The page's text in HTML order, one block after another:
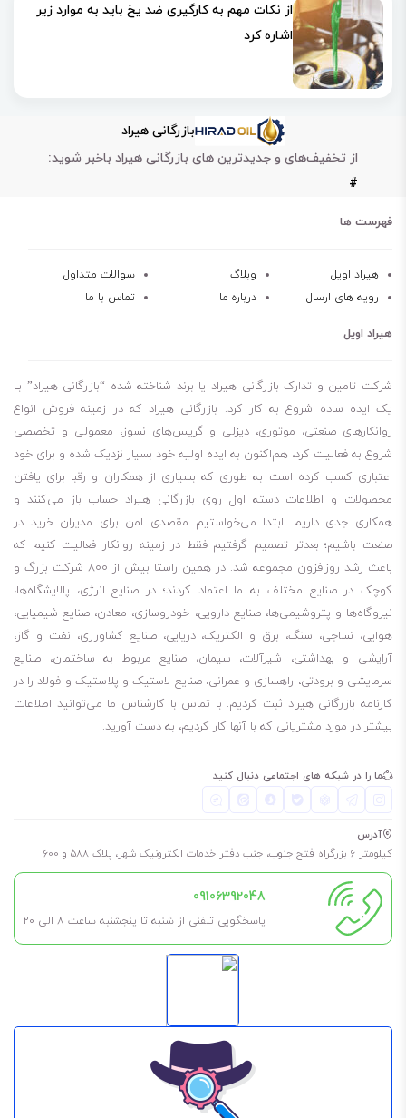
از نکات مهم به‌ کارگیری ضد یخ باید به موارد زیر
اشاره کرد
بازرگانی هیراد
از تخفیف‌های و جدیدترین های بازرگانی هیراد باخبر شوید:
#
فهرست ها
هیراد اویل وبلاگ
سوالات متداول
رویه های ارسال
درباره ما تماس با ما
هیراد اویل
شرکت تامین و تدارک بازرگانی هیراد یا برند شناخته شده “بازرگانی هیراد” بـا
یک ایده ساده شروع به کار کرد. بازرگانی هیراد که در زمینه فروش انواع
روانکارهای صنعتی، موتوری، دیزلی و گریس‌های نسوز، معمولی و تخصصی
شروع به فعالیت کرد، هم‌اکنون به ایده اولیه خود بسیار نزدیک شده و برای خود
اعتباری کسب کرده است به طوری که بسیاری از همکاران و رقبا برای یافتن
محصولات و اطلاعات دسته اول روی بازرگانی هیراد حساب باز می‌کنند و
همکاری جدی داریم. ابتدا می‌خواستیم مقصدی امن برای مدیران خرید در
صنعت باشیم؛ بعدتر تصمیم گرفتیم فقط در زمینه روانکار فعالیت کنیم که
باعث رشد روزافزون مجموعه شد. در همین راستا بیش از 800 شرکت بزرگ و
کوچک در صنایع مختلف به ما اعتماد کردند؛ در صنایع انرژی، پالایشگاه‌ها،
نیروگاه‌ها و پتروشیمی‌ها، صنایع دارویی، خودروسازی، معادن، صنایع شیمیایی،
هوایی، نساجی، سنگ، برق و الکتریک، دریایی، صنایع کشاورزی، نفت و گاز،
آرایشی و بهداشتی، شیرآلات، سیمان، صنایع مربوط به ساختمان، صنایع
سرمایشی و برودتی، راهسازی و عمرانی، صنایع لاستیک و پلاستیک و فولاد را در
کارنامه بازرگانی هیراد ثبت کردیم. با تماس با کارشناس ما می‌توانید اطلاعات
بیشتر در مورد مشتریانی که با آنها کار کردیم، به دست آورید.
ما را در شبکه های اجتماعی دنبال کنید
آدرس
کیلومتر 6 بزرگراه فتح جنوب، جنب دفتر خدمات الکترونیک شهر، پلاک 588 و 600
09106392048
پاسخگویی تلفنی از شنبه تا پنجشنبه ساعت 8 الی ۲۰